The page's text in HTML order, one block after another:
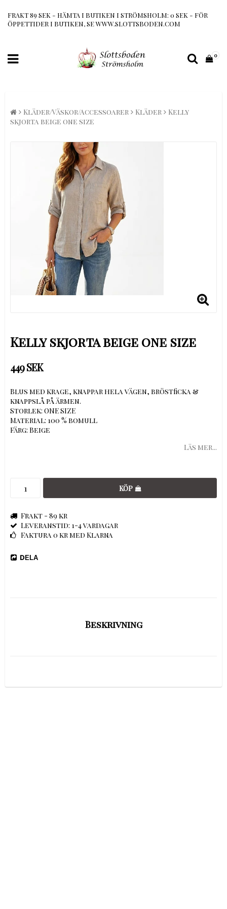
FRAKT 89 SEK - HÄMTA I BUTIKEN I STRÖMSHOLM: 0 SEK - FÖR
ÖPPETTIDER I BUTIKEN, SE WWW.SLOTTSBODEN.COM
0
Kläder/Väskor/Accessoarer Kläder
Kelly
skjorta beige one size
Kelly skjorta beige one size
449 SEK
Blus med krage, knappar hela vägen, bröstficka &
knappslå på ärmen.
Storlek: ONE SIZE
Material: 100 % bomull
Färg: Beige
Läs mer...
KÖP
Frakt - 89 kr
Leveranstid: 1-4 vardagar
Faktura 0 kr med Klarna
DELA
Beskrivning